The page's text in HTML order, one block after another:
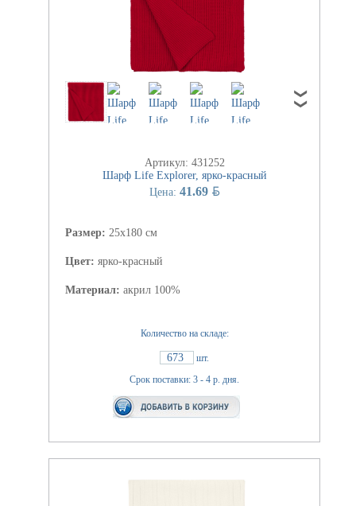
Артикул: 431252
Шарф Life Explorer, ярко-красный
Цена: 41.69 BYN
Размер: 25х180 см
Цвет: ярко-красный
Материал: акрил 100%
Количество на складе:
673
шт.
Срок поставки: 3 - 4 р. дня.